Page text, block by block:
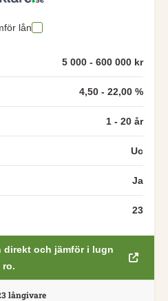
lån
5 000 - 600 000 kr
4,50 - 22,00 %
1 - 20 år
Uc
Ja
23
direkt och jämför i lugn
ro.
långivare